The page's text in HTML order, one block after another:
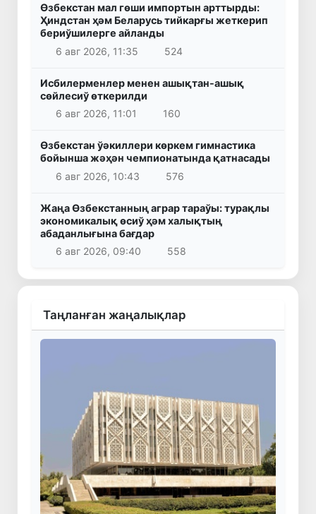
Өзбекстан мал гөши импортын арттырды:
Ҳиндстан ҳәм Беларусь тийкарғы жеткерип
бериўшилерге айланды
6 авг 2026, 11:35
524
Исбилерменлер менен ашықтан-ашық
сөйлесиў өткерилди
6 авг 2026, 11:01
160
Өзбекстан ўәкиллери көркем гимнастика
бойынша жәҳән чемпионатында қатнасады
6 авг 2026, 10:43
576
Жаңа Өзбекстанның аграр тараўы: турақлы
экономикалық өсиў ҳәм халықтың
абаданлығына бағдар
6 авг 2026, 09:40
558
Таңланған жаңалықлар